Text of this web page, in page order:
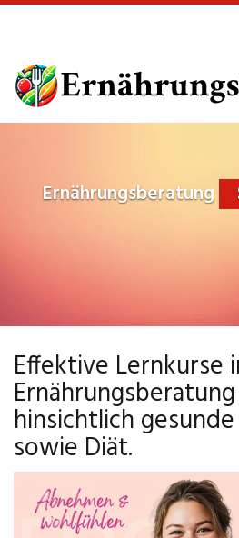
main
content
Ernährungsberatung
Effektive Lernkurse
hinsichtlich
sowie Diät.